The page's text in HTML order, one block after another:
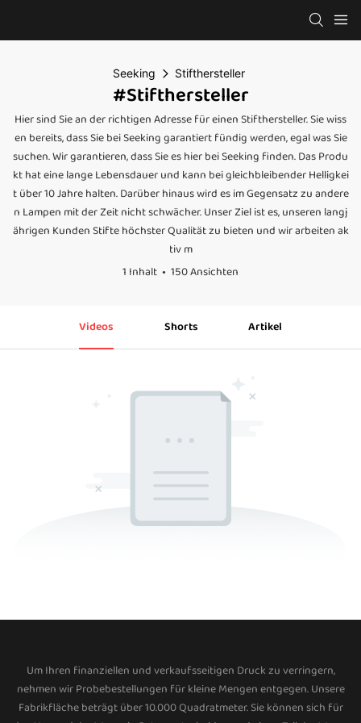
Seeking Stifthersteller
#Stifthersteller
Hier sind Sie an der richtigen Adresse für einen Stifthersteller. Sie wiss
en bereits, dass Sie bei Seeking garantiert fündig werden, egal was Sie
suchen. Wir garantieren, dass Sie es hier bei Seeking finden. Das Produ
kt hat eine lange Lebensdauer und kann bei gleichbleibender Helligkei
t über 10 Jahre halten. Darüber hinaus wird es im Gegensatz zu andere
n Lampen mit der Zeit nicht schwächer. Unser Ziel ist es, unseren langj
ährigen Kunden Stifte höchster Qualität zu bieten und wir arbeiten ak
tiv m
1 Inhalt
150 Ansichten
Videos Shorts Artikel
Um Ihren finanziellen und verkaufsseitigen Druck zu verringern,
nehmen wir Probebestellungen für kleine Mengen entgegen. Unsere
Fabrikfläche beträgt über 10.000 Quadratmeter. Sie können sich für